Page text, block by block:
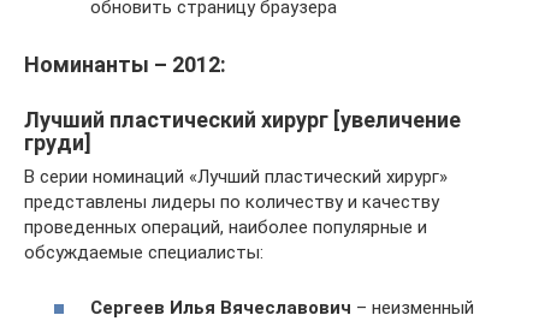
обновить страницу браузера
Номинанты – 2012:
Лучший пластический хирург [увеличение
груди]
В серии номинаций «Лучший пластический хирург»
представлены лидеры по количеству и качеству
проведенных операций, наиболее популярные и
обсуждаемые специалисты:
Сергеев Илья Вячеславович – неизменный